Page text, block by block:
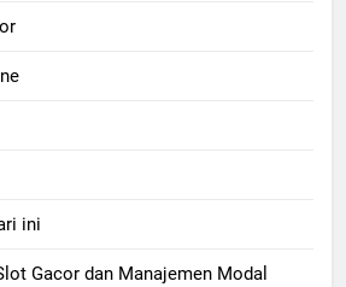
ini
Gacor dan Manajemen Modal